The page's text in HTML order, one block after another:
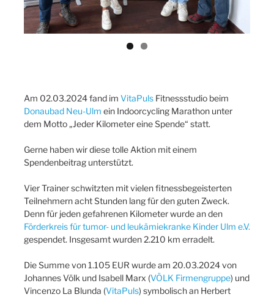
Am 02.03.2024 fand im VitaPuls Fitnessstudio beim
Donaubad Neu-Ulm ein Indoorcycling Marathon unter
dem Motto „Jeder Kilometer eine Spende“ statt.
Gerne haben wir diese tolle Aktion mit einem
Spendenbeitrag unterstützt.
Vier Trainer schwitzten mit vielen fitnessbegeisterten
Teilnehmern acht Stunden lang für den guten Zweck.
Denn für jeden gefahrenen Kilometer wurde an den
Förderkreis für tumor- und leukämiekranke Kinder Ulm e.V.
gespendet. Insgesamt wurden 2.210 km erradelt.
Die Summe von 1.105 EUR wurde am 20.03.2024 von
Johannes Völk und Isabell Marx (VÖLK Firmengruppe) und
Vincenzo La Blunda (VitaPuls) symbolisch an Herbert